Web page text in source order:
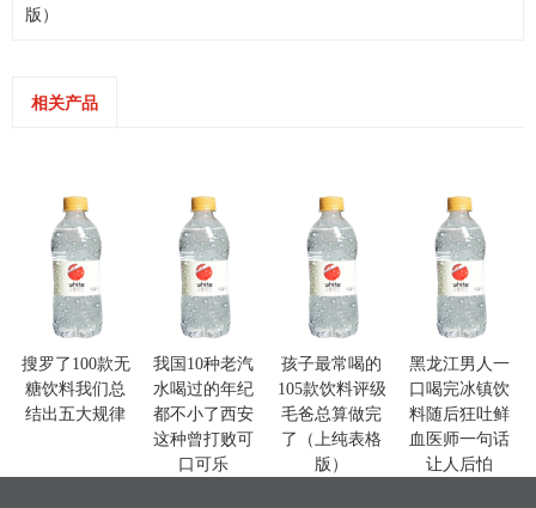
版）
相关产品
搜罗了100款无
糖饮料我们总
结出五大规律
我国10种老汽
水喝过的年纪
都不小了西安
这种曾打败可
口可乐
孩子最常喝的
105款饮料评级
毛爸总算做完
了（上纯表格
版）
黑龙江男人一
口喝完冰镇饮
料随后狂吐鲜
血医师一句话
让人后怕